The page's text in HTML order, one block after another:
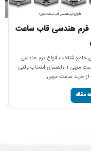
فرم هندسی قاب ساعت
جامع شناخت انواع فرم هندسی
مچی + راهنمای انتخاب وقتی
خرید ساعت مچی...
مقاله